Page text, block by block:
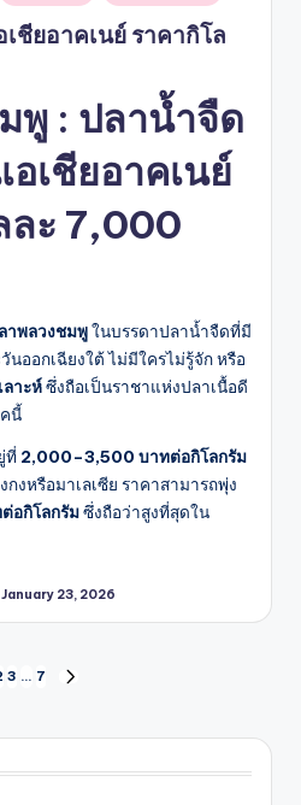
ชียอาคเนย์ ราคากิโล
พู : ปลาน้ำจืด
เชียอาคเนย์
ละ 7,000
าพลวงชมพูในบรรดาปลาน้ำจืดที่มี
นออกเฉียงใต้ ไม่มีใครไม่รู้จัก หรือ
ลาะห์ซึ่งถือเป็นราชาแห่งปลาเนื้อดี
นี้
ที่ 2,000–3,500 บาทต่อกิโลกรัม
งหรือมาเลเซีย ราคาสามารถพุ่ง
อกิโลกรัมซึ่งถือว่าสูงที่สุดใน
January 23, 2026
3 … 7